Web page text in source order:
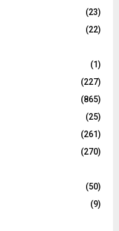
(23)
(22)
(1)
(227)
(865)
(25)
(261)
(270)
(50)
(9)